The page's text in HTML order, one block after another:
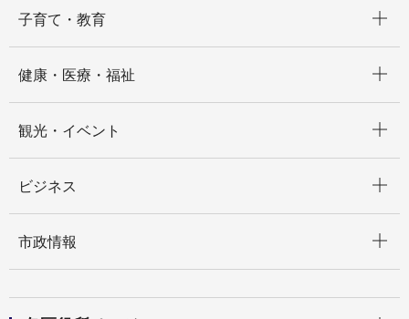
子育て・教育
健康・医療・福祉
観光・イベント
ビジネス
市政情報